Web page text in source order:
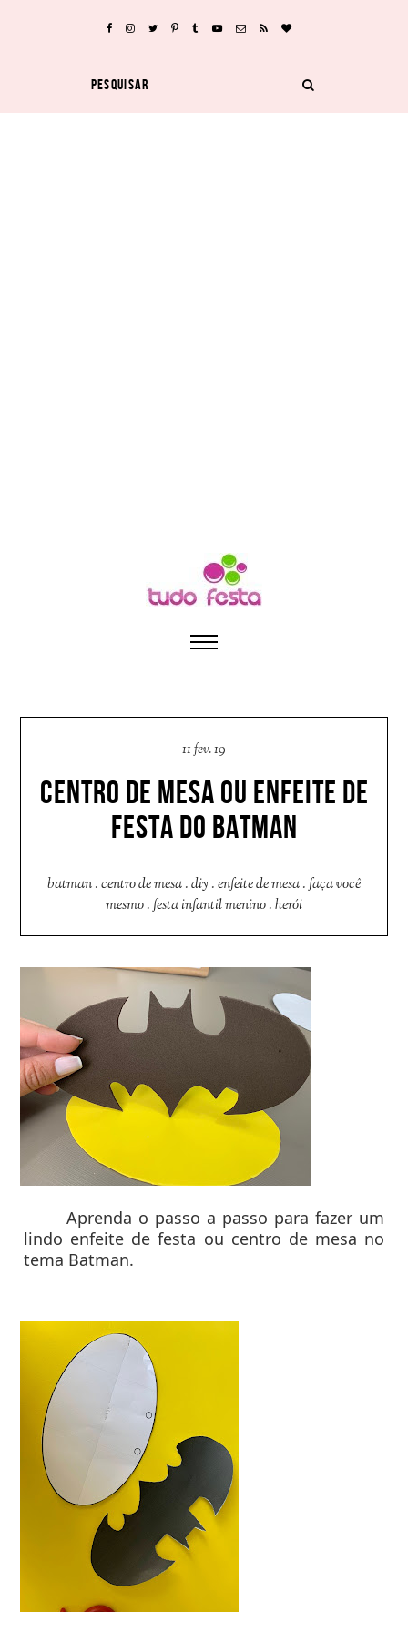
11 fev. 19
CENTRO DE MESA OU ENFEITE DE
FESTA DO BATMAN
batman.centro de mesa.diy .enfeite de mesa.faça você
mesmo.festa infantil menino.herói
Aprenda o passo a passo para fazer um
lindo enfeite de festa ou centro de mesa no
tema Batman.